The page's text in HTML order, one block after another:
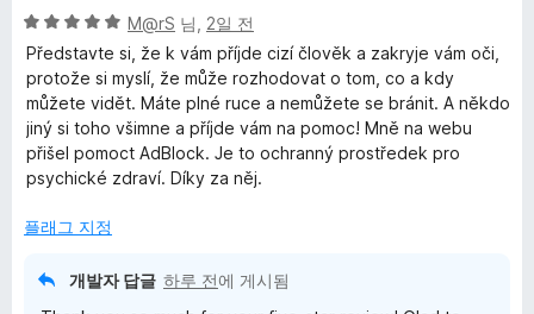
s
에
대
한
리
점
5
점
만
점
에
5
점
M@rS 님, 2일 전
Představte si, že k vám příjde cizí člověk a zakryje vám oči,
protože si myslí, že může rozhodovat o tom, co a kdy
můžete vidět. Máte plné ruce a nemůžete se bránit. A někdo
jiný si toho všimne a příjde vám na pomoc! Mně na webu
přišel pomoct AdBlock. Je to ochranný prostředek pro
psychické zdraví. Díky za něj.
플래그 지정
개발자 답글 하루 전에 게시됨